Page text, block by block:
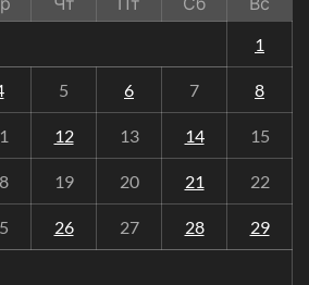
1
5 6 7 8
12 13 14 15
19 20 21 22
26 27 28 29